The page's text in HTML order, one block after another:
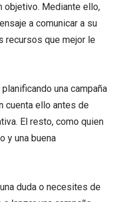
objetivo. Mediante ello,
a comunicar a su
recursos que mejor le
una campaña
cuenta ello antes de
El resto, como quien
y una buena
duda o necesites de